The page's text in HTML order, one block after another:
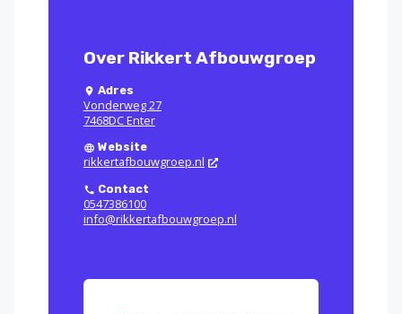
Over Rikkert Afbouwgroep
Adres
Vonderweg 27
7468DC Enter
Website
rikkertafbouwgroep.nl
Contact
0547386100
info@rikkertafbouwgroep.nl